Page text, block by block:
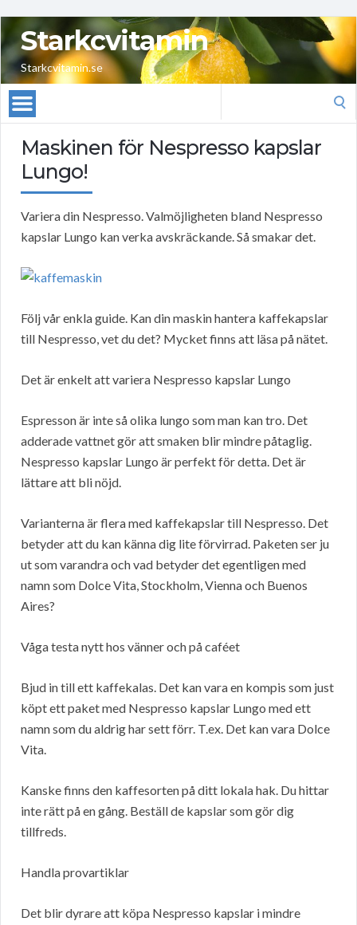
Starkcvitamin
Starkcvitamin.se
Maskinen för Nespresso kapslar
Lungo!
Variera din Nespresso. Valmöjligheten bland Nespresso
kapslar Lungo kan verka avskräckande. Så smakar det.
Följ vår enkla guide. Kan din maskin hantera kaffekapslar
till Nespresso, vet du det? Mycket finns att läsa på nätet.
Det är enkelt att variera Nespresso kapslar Lungo
Espresson är inte så olika lungo som man kan tro. Det
adderade vattnet gör att smaken blir mindre påtaglig.
Nespresso kapslar Lungo är perfekt för detta. Det är
lättare att bli nöjd.
Varianterna är flera med kaffekapslar till Nespresso. Det
betyder att du kan känna dig lite förvirrad. Paketen ser ju
ut som varandra och vad betyder det egentligen med
namn som Dolce Vita, Stockholm, Vienna och Buenos
Aires?
Våga testa nytt hos vänner och på caféet
Bjud in till ett kaffekalas. Det kan vara en kompis som just
köpt ett paket med Nespresso kapslar Lungo med ett
namn som du aldrig har sett förr. T.ex. Det kan vara Dolce
Vita.
Kanske finns den kaffesorten på ditt lokala hak. Du hittar
inte rätt på en gång. Beställ de kapslar som gör dig
tillfreds.
Handla provartiklar
Det blir dyrare att köpa Nespresso kapslar i mindre